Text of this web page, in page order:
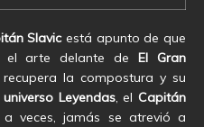
Slavicestá apunto de que
el arte delante deEl Gran
la compostura y su
universo Leyendas, elCapitán
veces, jamás se atrevió a